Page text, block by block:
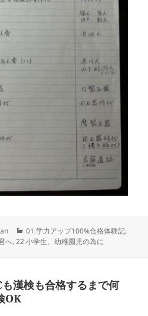
カ
テ
01.学力アップ100%合格体験記,
へ,22.小学生、幼稚園児の為に
も漢検も合格するまで何
OK